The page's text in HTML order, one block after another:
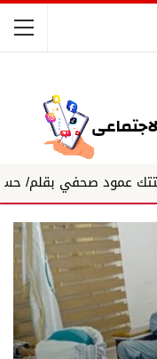
بقلم/ حسين